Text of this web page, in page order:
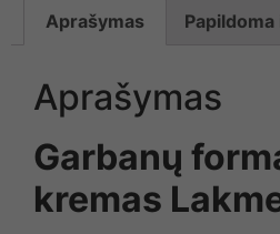
Aprašymas
Aprašymas
Garbanų
kremas